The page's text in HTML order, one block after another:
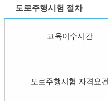
도로주행시험 절차
교육이수시간
도로주행시험 자격요건